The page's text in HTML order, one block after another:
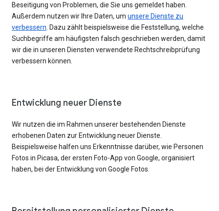
Beseitigung von Problemen, die Sie uns gemeldet haben.
Außerdem nutzen wir Ihre Daten, um unsere Dienste zu
verbessern . Dazu zählt beispielsweise die Feststellung, welche
Suchbegriffe am häufigsten falsch geschrieben werden, damit
wir die in unseren Diensten verwendete Rechtschreibprüfung
verbessern können.
Entwicklung neuer Dienste
Wir nutzen die im Rahmen unserer bestehenden Dienste
erhobenen Daten zur Entwicklung neuer Dienste.
Beispielsweise halfen uns Erkenntnisse darüber, wie Personen
Fotos in Picasa, der ersten Foto-App von Google, organisiert
haben, bei der Entwicklung von Google Fotos.